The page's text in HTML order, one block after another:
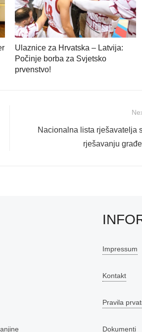
Ulaznice za Hrvatska – Latvija:
Počinje borba za Svjetsko
prvenstvo!
NextNacionalna lista rješavatelja
rješavanju
Impressum
Kontakt
Pravila
Dokumenti